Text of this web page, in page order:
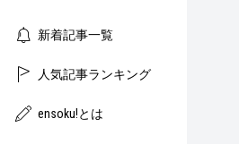
新着記事一覧
人気記事ランキング
ensoku!とは